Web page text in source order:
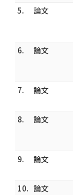
5.
論文
6.
論文
7.
論文
8.
論文
9.
論文
10. 論文